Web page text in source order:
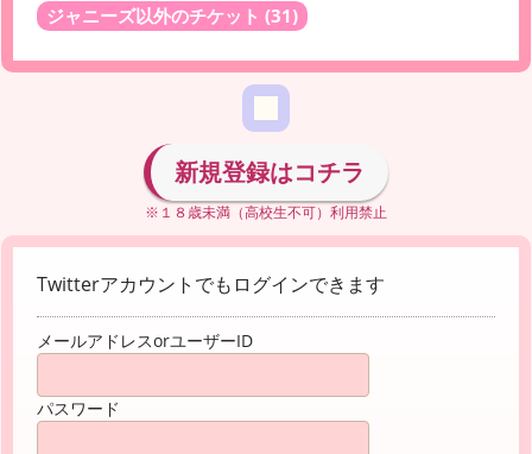
ジャニーズ以外のチケット (31)
新規登録はコチラ
※１８歳未満（高校生不可）利用禁止
Twitterアカウントでもログインできます
メールアドレスorユーザーID
パスワード